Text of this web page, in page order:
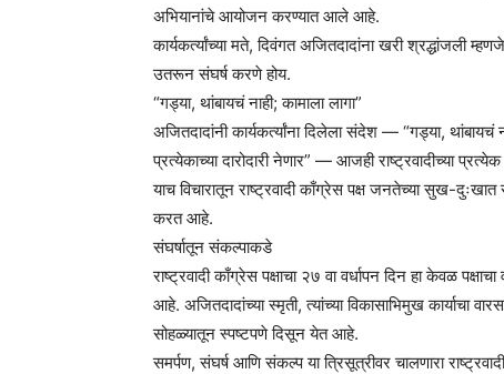
अभियानांचे आयोजन करण्यात आले आहे.
कार्यकर्त्यांच्या मते, दिवंगत अजितदादांना खरी श्रद्धांजली
उतरून संघर्ष करणे होय.
“गड्या, थांबायचं नाही; कामाला लागा”
अजितदादांनी कार्यकर्त्यांना दिलेला संदेश — “गड्या,
प्रत्येकाच्या दारोदारी नेणार” — आजही राष्ट्रवादीच्या
याच विचारातून राष्ट्रवादी काँग्रेस पक्ष जनतेच्या सुख-दुःखात
करत आहे.
संघर्षातून संकल्पाकडे
राष्ट्रवादी काँग्रेस पक्षाचा २७ वा वर्धापन दिन हा केवळ
आहे. अजितदादांच्या स्मृती, त्यांच्या विकासाभिमुख कार्याचा
सोहळ्यातून स्पष्टपणे दिसून येत आहे.
समर्पण, संघर्ष आणि संकल्प या त्रिसूत्रीवर चालणारा